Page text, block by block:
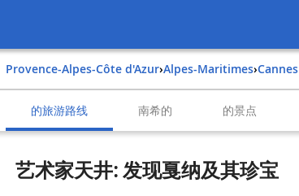
Provence-Alpes-Côte d'Azur› Alpes-Maritimes› Cannes
的旅游路线 南希的 的景点
艺术家天井: 发现戛纳及其珍宝